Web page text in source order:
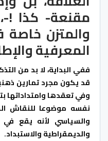
مقنعة- كذا !-
والمتزن
المعرفية
ففي البداية، لا بد من
قد يكون مجرد تمارين
وفي تعقدها وامتداداتها
نفسه موضوعا للنقاش
والسياسي لأنه يقع في
والديمقراطية والاستبداد.